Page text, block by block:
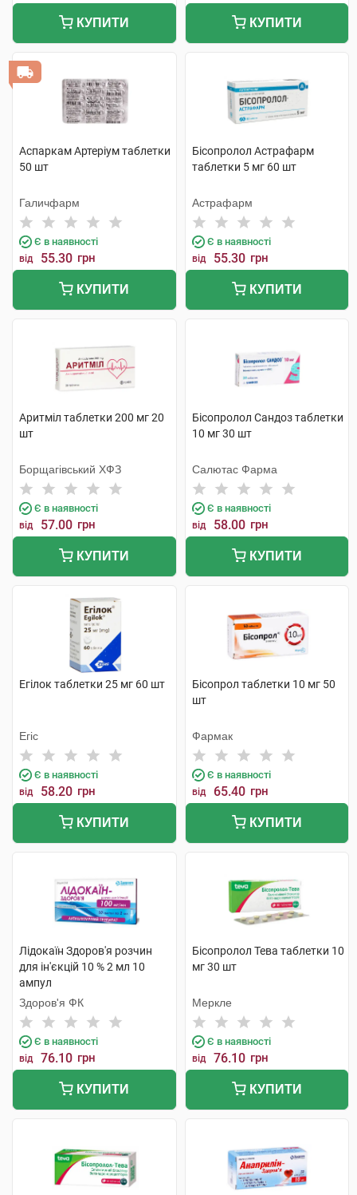
КУПИТИ КУПИТИ
Аспаркам Артеріум таблетки
50 шт
Галичфарм
Є в наявності
від 55.30 грн
КУПИТИ
Бісопролол Астрафарм
таблетки 5 мг 60 шт
Астрафарм
Є в наявності
від 55.30 грн
КУПИТИ
Аритміл таблетки 200 мг 20
шт
Борщагівський ХФЗ
Є в наявності
від 57.00 грн
КУПИТИ
Бісопролол Сандоз таблетки
10 мг 30 шт
Салютас Фарма
Є в наявності
від 58.00 грн
КУПИТИ
Егілок таблетки 25 мг 60 шт
Егіс
Є в наявності
від 58.20 грн
КУПИТИ
Бісопрол таблетки 10 мг 50
шт
Фармак
Є в наявності
від 65.40 грн
КУПИТИ
Лідокаїн Здоров'я розчин
для ін'єкцій 10 % 2 мл 10
ампул
Здоров'я ФК
Є в наявності
від 76.10 грн
КУПИТИ
Бісопролол Тева таблетки 10
мг 30 шт
Меркле
Є в наявності
від 76.10 грн
КУПИТИ